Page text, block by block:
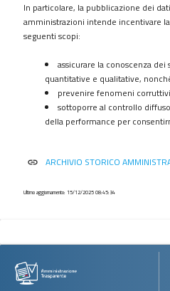
Controlli
sulle
contratti
contributi
vantaggi
immobili
e
In particolare, la pubblicazione dei
amministrazioni intende incentivare
seguenti scopi:
assicurare la conoscenza
quantitative e qualitative,
prevenire fenomeni
sottoporre al controllo
della performance per
link ARCHIVIO STORICO
Ultimo aggiornamento: 15/12/2025 08:45:34